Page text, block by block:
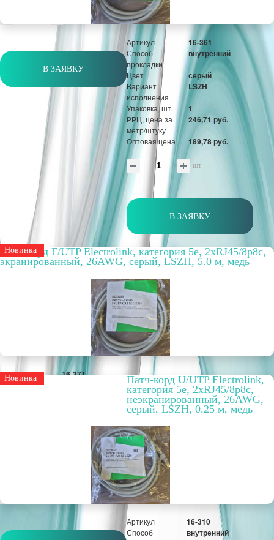
В ЗАЯВКУ
Артикул 16-361
Способ
прокладки
внутренний
Цвет серый
Вариант
исполнения
LSZH
Упаковка, шт. 1
РРЦ, цена за
метр/штуку
246,71 руб.
Оптовая цена 189,78 руб.
шт
В ЗАЯВКУ
Патч-корд F/UTP Electrolink, категория 5е, 2xRJ45/8p8c,
экранированный, 26AWG, серый, LSZH, 5.0 м, медь
Новинка
Артикул 16-371
Способ
380,28 руб.
292,52 руб.
Патч-корд U/UTP Electrolink,
категория 5е, 2xRJ45/8p8c,
неэкранированный, 26AWG,
серый, LSZH, 0.25 м, медь
Новинка
Артикул 16-310
Способ
внутренний